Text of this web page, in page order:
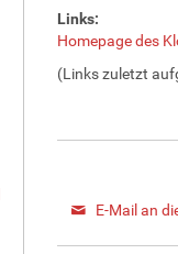
Links:
Homepage des
(Links zuletzt
E-Mail an